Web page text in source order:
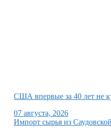
США впервые за 40 лет не
07 августа, 2026
Импорт сырья из